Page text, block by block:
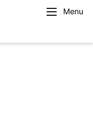
Menu